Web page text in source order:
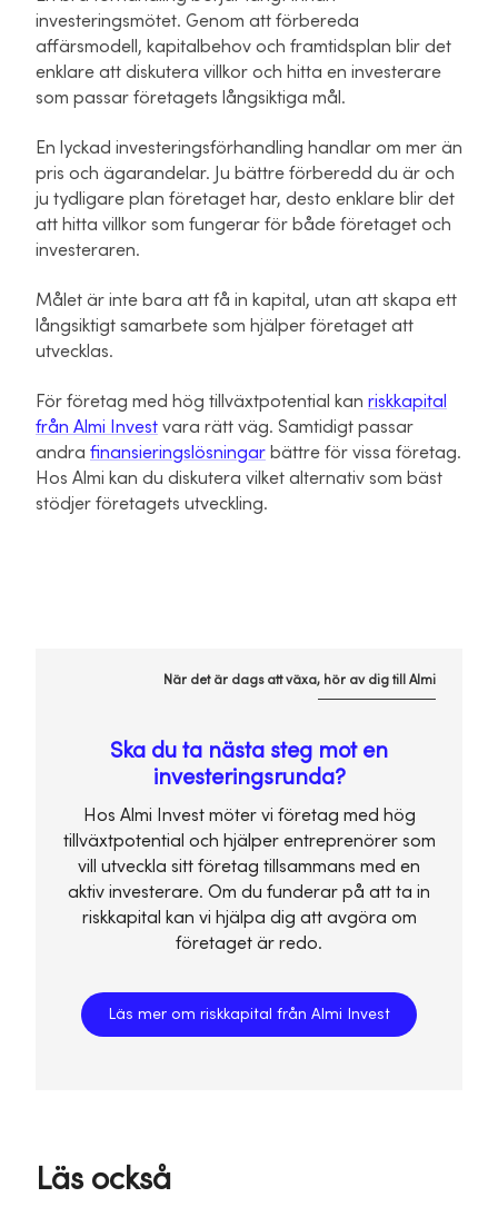
investeringsmötet. Genom att förbereda
affärsmodell, kapitalbehov och framtidsplan blir det
enklare att diskutera villkor och hitta en investerare
som passar företagets långsiktiga mål.
En lyckad investeringsförhandling handlar om mer än
pris och ägarandelar. Ju bättre förberedd du är och
ju tydligare plan företaget har, desto enklare blir det
att hitta villkor som fungerar för både företaget och
investeraren.
Målet är inte bara att få in kapital, utan att skapa ett
långsiktigt samarbete som hjälper företaget att
utvecklas.
För företag med hög tillväxtpotential kan riskkapital
från Almi Invest vara rätt väg. Samtidigt passar
andra finansieringslösningar bättre för vissa företag.
Hos Almi kan du diskutera vilket alternativ som bäst
stödjer företagets utveckling.
När det är dags att växa, hör av dig till Almi
Ska du ta nästa steg mot en
investeringsrunda?
Hos Almi Invest möter vi företag med hög
tillväxtpotential och hjälper entreprenörer som
vill utveckla sitt företag tillsammans med en
aktiv investerare. Om du funderar på att ta in
riskkapital kan vi hjälpa dig att avgöra om
företaget är redo.
Läs mer om riskkapital från Almi Invest
Läs också